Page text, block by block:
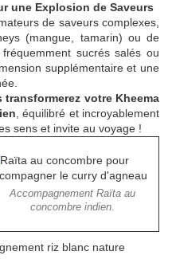
une Explosion de Saveurs
de saveurs complexes,
(mangue, tamarin) ou de
sucrés salés ou
supplémentaire et une
transformerez votre Kheema
, équilibré et incroyablement
sens et invite au voyage !
Accompagnement Raïta au
concombre indien.